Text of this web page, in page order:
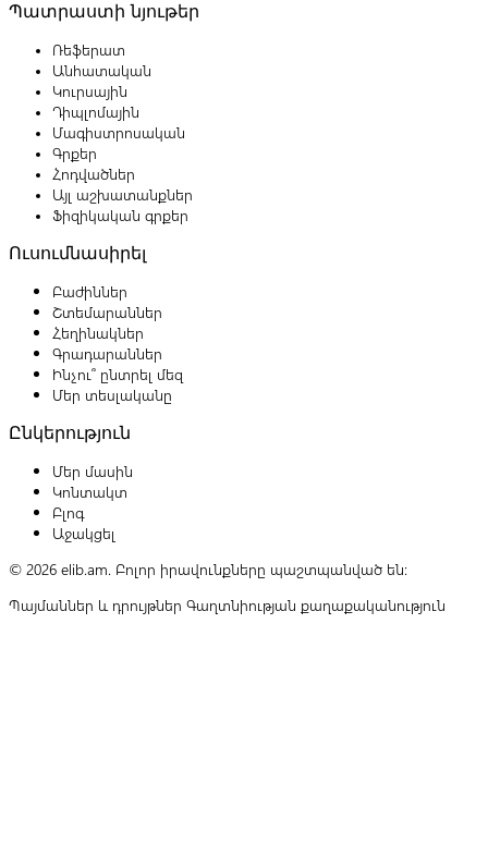
Պատրաստի նյութեր
Ռեֆերատ
Անհատական
Կուրսային
Դիպլոմային
Մագիստրոսական
Գրքեր
Հոդվածներ
Այլ աշխատանքներ
Ֆիզիկական գրքեր
Ուսումնասիրել
Բաժիններ
Շտեմարաններ
Հեղինակներ
Գրադարաններ
Ինչու՞ ընտրել մեզ
Մեր տեսլականը
Ընկերություն
Մեր մասին
Կոնտակտ
Բլոգ
Աջակցել
© 2026 elib.am. Բոլոր իրավունքները պաշտպանված են:
Պայմաններ և դրույթներ Գաղտնիության քաղաքականություն